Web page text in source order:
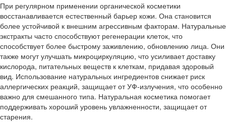
При регулярном применении органической косметики
восстанавливается естественный барьер кожи. Она становится
более устойчивой к внешним агрессивным факторам. Натуральные
экстракты часто способствуют регенерации клеток, что
способствует более быстрому заживлению, обновлению лица. Они
также могут улучшать микроциркуляцию, что усиливает доставку
кислорода, питательных веществ к клеткам, придавая здоровый
вид. Использование натуральных ингредиентов снижает риск
аллергических реакций, защищает от УФ-излучения, что особенно
важно для смешанного типа. Натуральная косметика помогает
поддерживать хороший уровень увлажненности, защищает от
старения.